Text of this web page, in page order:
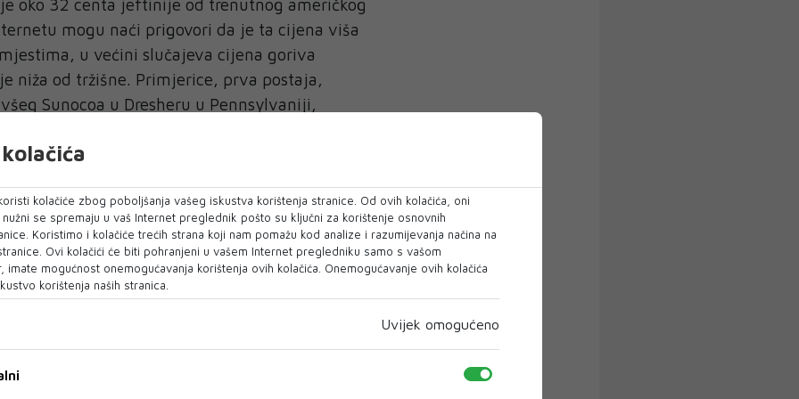
oko 32 centa jeftinije od trenutnog američkog
mogu naći prigovori da je ta cijena viša
u većini slučajeva cijena goriva
niža od tržišne. Primjerice, prva postaja,
Sunocoa u Dresheru u Pennsylvaniji,
konkurencije. Prema podacima aplikacije
postajama kreću se od 3,85 do čak 4,49
odraz i sporijeg dotoka nafte zbog
protiv Irana, koji je ovog tjedna ponovno
Inquirer rekao Patrick De Haan, voditelj
trenutna cijena sirove nafte znači da s
Freedom Fuel nikako ne može ostvariti dobit.
ovoj cijeni ne mogu poslovati održivo",
kada se stvaraju gubici, netko ih mora
očito pitanje: tko to zapravo plaća? Ako
kolačiće zbog poboljšanja vašeg iskustva korištenja stranice. Od ovih kolačića, oni
se spremaju u vaš Internet preglednik pošto su ključni za korištenje osnovnih
Koristimo i kolačiće trećih strana koji nam pomažu kod analize i razumijevanja načina na
Ovi kolačići će biti pohranjeni u vašem Internet pregledniku samo s vašom
imate mogućnost onemogućavanja korištenja ovih kolačića. Onemogućavanje ovih kolačića
korištenja naših stranica.
Uvijek omogućeno